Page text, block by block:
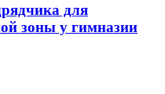
для
зоны у гимназии